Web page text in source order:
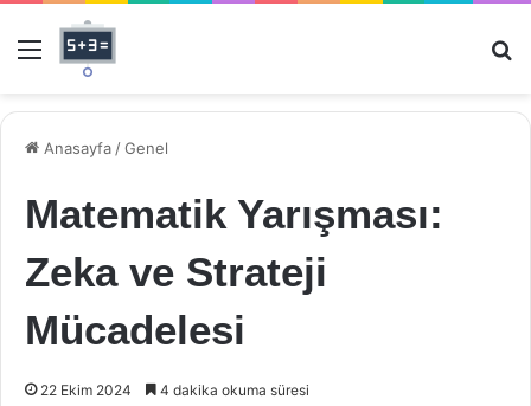
Menü
Anasayfa /Genel
Matematik Yarışması:
Zeka ve Strateji
Mücadelesi
22 Ekim 2024 4 dakika okuma süresi